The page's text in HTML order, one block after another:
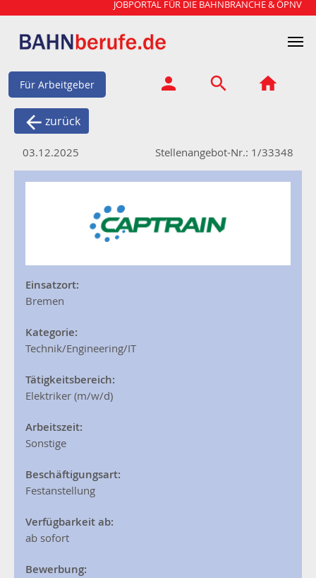
JOBPORTAL FÜR DIE BAHNBRANCHE & ÖPNV
Für Arbeitgeber
zurück
03.12.2025 Stellenangebot-Nr.: 1/33348
Einsatzort:
Bremen
Kategorie:
Technik/Engineering/IT
Tätigkeitsbereich:
Elektriker (m/w/d)
Arbeitszeit:
Sonstige
Beschäftigungsart:
Festanstellung
Verfügbarkeit ab:
ab sofort
Bewerbung: